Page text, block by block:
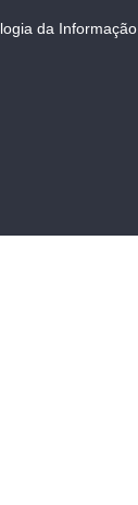
da Informação